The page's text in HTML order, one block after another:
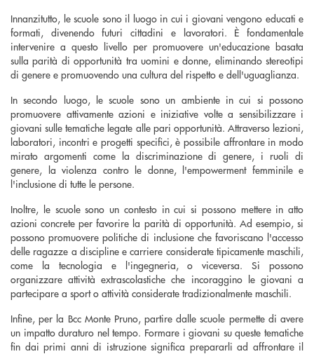
Innanzitutto, le scuole sono il luogo in cui i giovani vengono educati e
formati, divenendo futuri cittadini e lavoratori. È fondamentale
intervenire a questo livello per promuovere un'educazione basata
sulla parità di opportunità tra uomini e donne, eliminando stereotipi
di genere e promuovendo una cultura del rispetto e dell'uguaglianza.
In secondo luogo, le scuole sono un ambiente in cui si possono
promuovere attivamente azioni e iniziative volte a sensibilizzare i
giovani sulle tematiche legate alle pari opportunità. Attraverso lezioni,
laboratori, incontri e progetti specifici, è possibile affrontare in modo
mirato argomenti come la discriminazione di genere, i ruoli di
genere, la violenza contro le donne, l'empowerment femminile e
l'inclusione di tutte le persone.
Inoltre, le scuole sono un contesto in cui si possono mettere in atto
azioni concrete per favorire la parità di opportunità. Ad esempio, si
possono promuovere politiche di inclusione che favoriscano l'accesso
delle ragazze a discipline e carriere considerate tipicamente maschili,
come la tecnologia e l'ingegneria, o viceversa. Si possono
organizzare attività extrascolastiche che incoraggino le giovani a
partecipare a sport o attività considerate tradizionalmente maschili.
Infine, per la Bcc Monte Pruno, partire dalle scuole permette di avere
un impatto duraturo nel tempo. Formare i giovani su queste tematiche
fin dai primi anni di istruzione significa prepararli ad affrontare il